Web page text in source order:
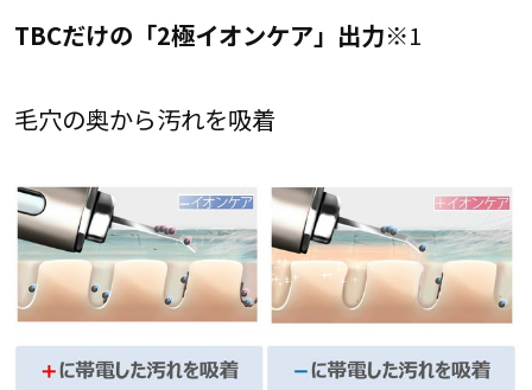
TBCだけの「2極イオンケア」出力※1
毛穴の奥から汚れを吸着